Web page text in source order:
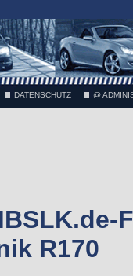
DATENSCHUTZ @
R170